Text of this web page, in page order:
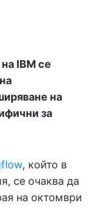
IBM се
на
за
, който в
се очаква да
на октомври